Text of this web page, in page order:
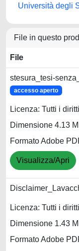
Università degli
File in questo
File
stesura_tesi-
accesso aperto
Licenza: Tutti i
Dimensione 4.13
Formato Adobe
Visualizza/Apri
Licenza: Tutti i
Dimensione 1.43
Formato Adobe